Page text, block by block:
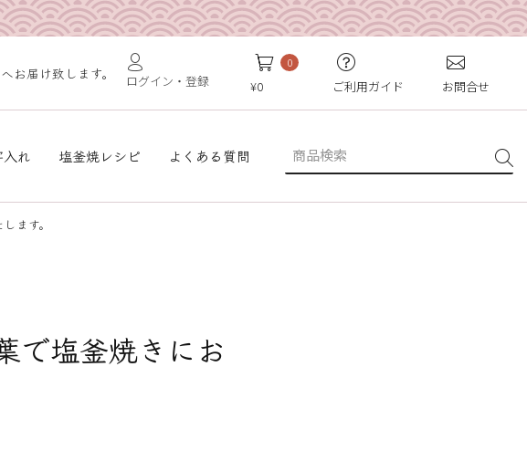
届け致します。 ログイン・登録
0
¥0 ご利用ガイド お問合せ
入れ 塩釜焼レシピ よくある質問
ます。
で塩釜焼きにお